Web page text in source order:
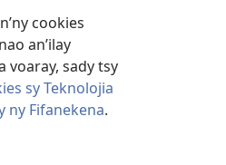
cookies
an’ilay
voaray, sady tsy
sy Teknolojia
ny Fifanekena.